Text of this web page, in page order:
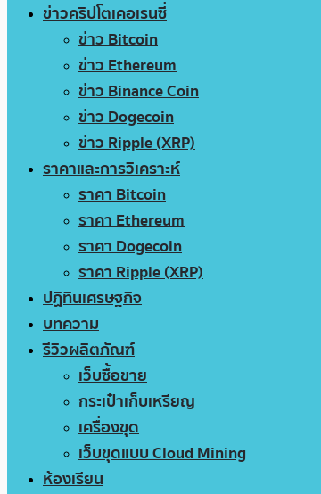
ข่าวคริปโตเคอเรนซี่
ข่าว Bitcoin
ข่าว Ethereum
ข่าว Binance Coin
ข่าว Dogecoin
ข่าว Ripple (XRP)
ราคาและการวิเคราะห์
ราคา Bitcoin
ราคา Ethereum
ราคา Dogecoin
ราคา Ripple (XRP)
ปฏิทินเศรษฐกิจ
บทความ
รีวิวผลิตภัณฑ์
เว็บซื้อขาย
กระเป๋าเก็บเหรียญ
เครื่องขุด
เว็บขุดแบบ Cloud Mining
ห้องเรียน